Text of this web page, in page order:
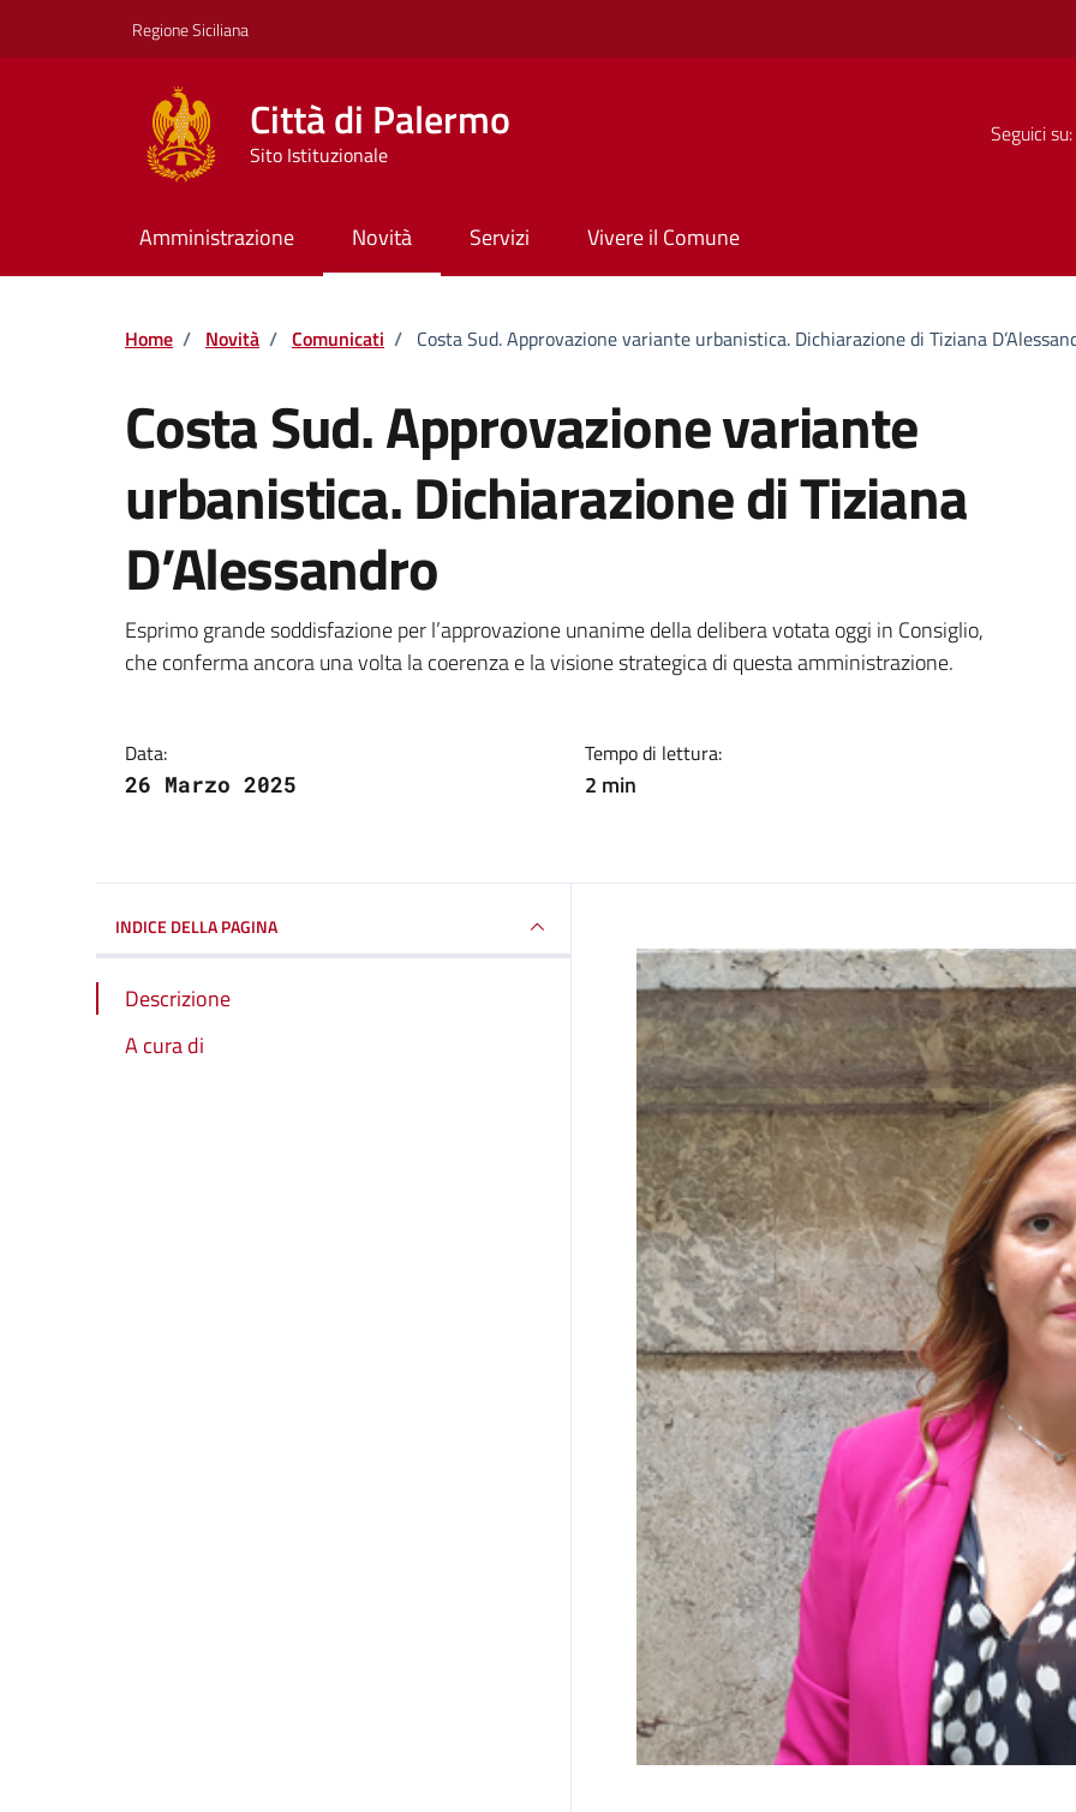
Regione Siciliana
Città di Palermo
Sito Istituzionale
Seguici su:
Amministrazione Novità Servizi Vivere il Comune
Home / Novità / Comunicati / Costa Sud. Approvazione variante urbanistica. Dichiarazione di Tiziana
Costa Sud. Approvazione variante
urbanistica. Dichiarazione di Tiziana
D’Alessandro
Dettagli della notizia
Esprimo grande soddisfazione per l’approvazione unanime della delibera votata oggi in Consiglio,
che conferma ancora una volta la coerenza e la visione strategica di questa amministrazione.
Data:
26 Marzo 2025
Tempo di lettura:
2 min
INDICE DELLA PAGINA
Descrizione
A cura di